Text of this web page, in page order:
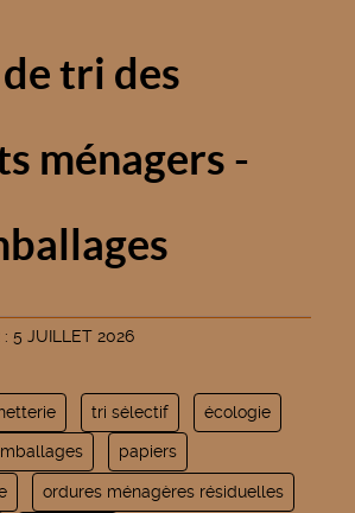
tri des
ménagers -
: 5 JUILLET 2026
tri sélectif écologie
papiers
ordures ménagères résiduelles